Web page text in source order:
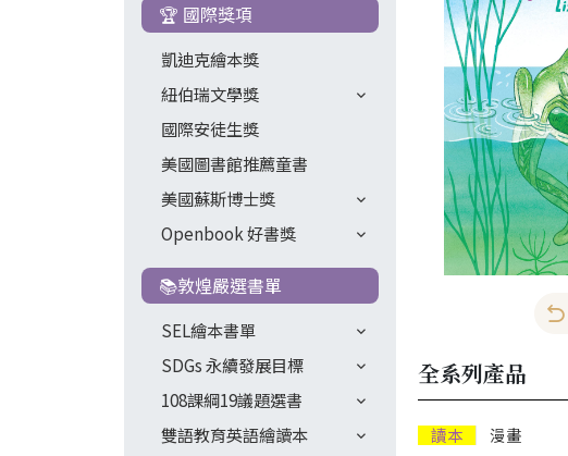
🏆 國際獎項
凱迪克繪本獎
紐伯瑞文學獎
國際安徒生獎
美國圖書館推薦童書
美國蘇斯博士獎
Openbook 好書獎
📚敦煌嚴選書單
SEL繪本書單
SDGs 永續發展目標
108課綱19議題選書
雙語教育英語繪讀本
全系列產品
讀本 漫畫